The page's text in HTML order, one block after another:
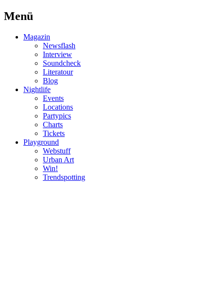
Menü
Magazin
Newsflash
Interview
Soundcheck
Literatour
Blog
Nightlife
Events
Locations
Partypics
Charts
Tickets
Playground
Webstuff
Urban Art
Win!
Trendspotting